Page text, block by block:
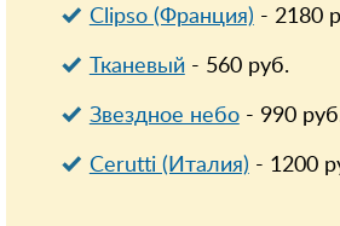
Clipso (Франция) - 2180
Тканевый- 560руб.
Звездное небо- 990
Cerutti (Италия) - 1200